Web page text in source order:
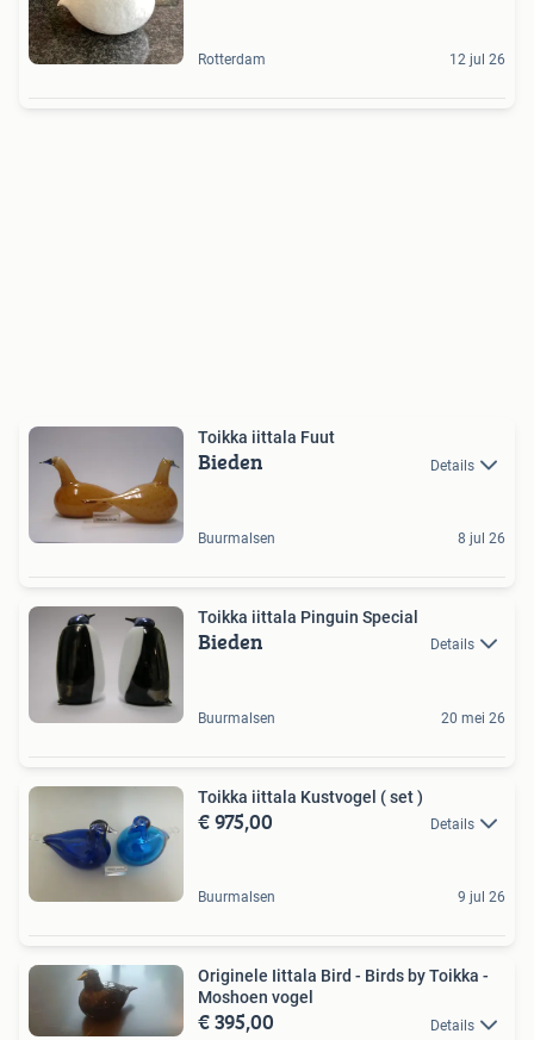
Rotterdam 12 jul 26
Toikka iittala Fuut
Bieden Details
Buurmalsen 8 jul 26
Toikka iittala Pinguin Special
Bieden Details
Buurmalsen 20 mei 26
Toikka iittala Kustvogel ( set )
€ 975,00 Details
Buurmalsen 9 jul 26
Originele Iittala Bird - Birds by Toikka -
Moshoen vogel
€ 395,00 Details